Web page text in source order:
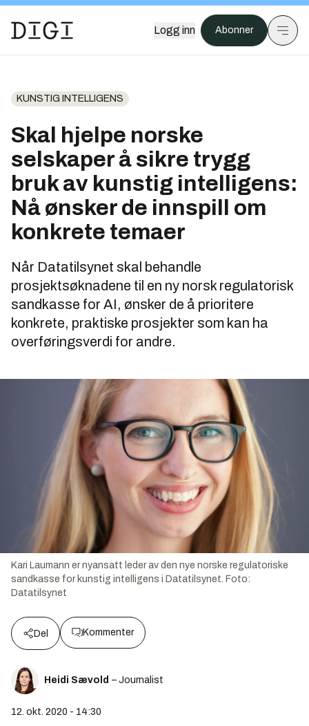
Logg inn Abonner
KUNSTIG INTELLIGENS
Skal hjelpe norske
selskaper å sikre trygg
bruk av kunstig intelligens:
Nå ønsker de innspill om
konkrete temaer
Når Datatilsynet skal behandle
prosjektsøknadene til en ny norsk regulatorisk
sandkasse for AI, ønsker de å prioritere
konkrete, praktiske prosjekter som kan ha
overføringsverdi for andre.
Kari Laumann er nyansatt leder av den nye norske regulatoriske
sandkasse for kunstig intelligens i Datatilsynet. Foto:
Datatilsynet
Del Kommenter
Heidi Sævold – Journalist
12. okt. 2020 - 14:30